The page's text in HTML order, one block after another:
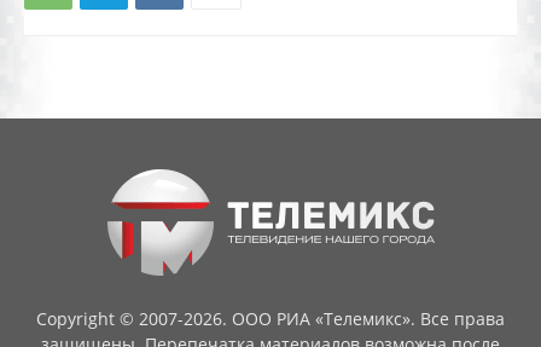
Copyright © 2007-2026. ООО РИА «Телемикс». Все права